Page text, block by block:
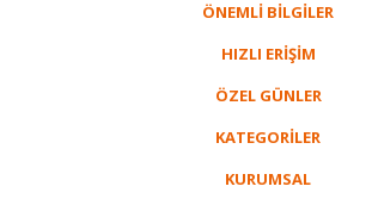
ÖNEMLİ BİLGİLER
HIZLI ERİŞİM
ÖZEL GÜNLER
KATEGORİLER
KURUMSAL